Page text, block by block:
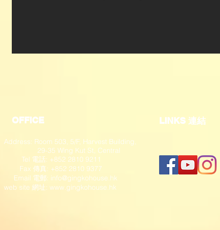
OFFICE
Address: Room 503, 5/F, Harvest Building,
29-35 Wing Kut St, Central
Tel 電話: +852 2810 9211
Fax 傳真: +852 2810 9377
​ Email 電郵: info@gingkohouse.hk
web site 網址: www.gingkohouse.hk
​LINKS 連結